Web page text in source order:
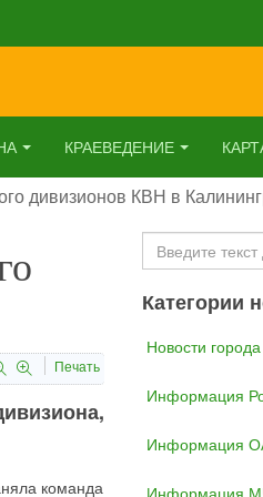
КРАЕВЕДЕНИЕ
дивизионов КВН в
Печать
команда
Искать...
Категории
Новости
Информация
Информация
Информация